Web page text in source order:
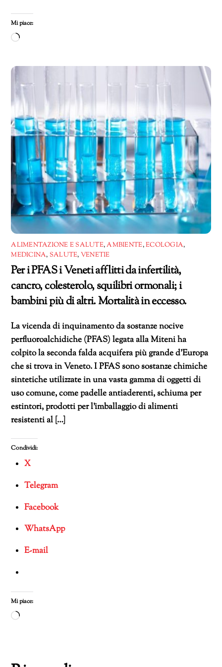
Mi piace:
Caricamento
corso…
ALIMENTAZIONE E SALUTE,AMBIENTE,ECOLOGIA,
MEDICINA, SALUTE, VENETIE
Per i PFAS i Veneti afflitti da infertilità,
cancro, colesterolo, squilibri ormonali; i
bambini più di altri. Mortalità in eccesso.
La vicenda di inquinamento da sostanze nocive
perfluoroalchidiche (PFAS) legata alla Miteni ha
colpito la seconda falda acquifera più grande d’Europa
che si trova in Veneto. I PFAS sono sostanze chimiche
sintetiche utilizzate in una vasta gamma di oggetti di
uso comune, come padelle antiaderenti, schiuma per
estintori, prodotti per l’imballaggio di alimenti
resistenti al […]
Condividi:
X
Telegram
Facebook
WhatsApp
E-mail
Mi piace:
Caricamento